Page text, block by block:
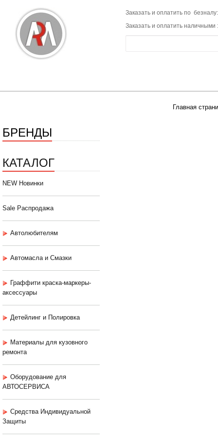
Заказать и оплатить по
Заказать и оплатить наличными
Главная
БРЕНДЫ
КАТАЛОГ
NEW Новинки
Sale Распродажа
Автолюбителям
Автомасла и Смазки
Граффити краска-маркеры-
аксессуары
Детейлинг и Полировка
Материалы для кузовного
ремонта
Оборудование для
АВТОСЕРВИСА
Средства Индивидуальной
Защиты